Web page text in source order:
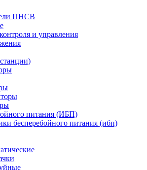
ПНСВ
и управления
питания (ИБП)
бесперебойного питания (ибп)